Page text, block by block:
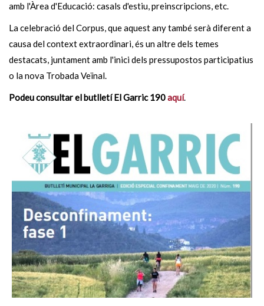
amb l'Àrea d'Educació: casals d'estiu, preinscripcions, etc.
La celebració del Corpus, que aquest any també serà diferent a
causa del context extraordinari, és un altre dels temes
destacats, juntament amb l'inici dels pressupostos participatius
o la nova Trobada Veïnal.
Podeu consultar el butlletí El Garric 190aquí.